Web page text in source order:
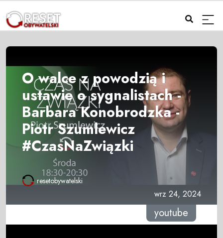
O walce z powodzią i
ustawie o sygnalistach -
Barbara Konobrodzka -
Piotr Szumlewicz
#CzasNaZwiązki
resetobywatelski
wrz 24, 2024
youtube